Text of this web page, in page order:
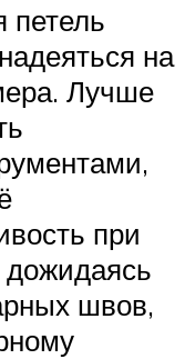
петель
на
Лучше
при
дожидаясь
швов,